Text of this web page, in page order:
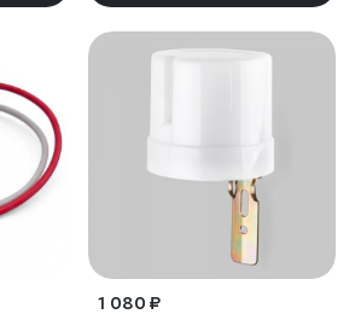
1 080 ₽